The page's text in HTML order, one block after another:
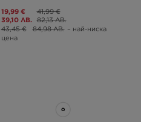
19,99 €
39,10 ЛВ.
41,99 €
82,13 ЛВ.
43,45 €
84,98 ЛВ. – най-ниска
цена